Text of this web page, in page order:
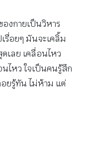
องกายเป็นวิหาร
รื่อยๆ มันจะเคลิ้ม
เลย เคลื่อนไหว
นไหว ใจเป็นคนรู้สึก
ยรู้ทัน ไม่ห้าม แต่